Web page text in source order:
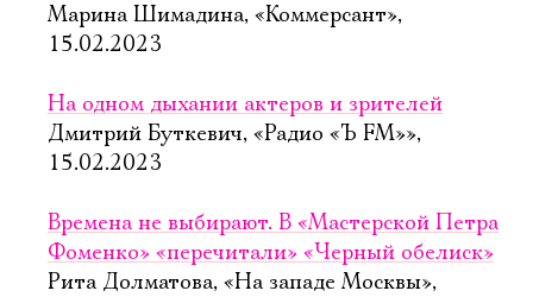
Марина Шимадина, «Коммерсант»,
15.02.2023
На одном дыхании актеров и зрителей
Дмитрий Буткевич, «Радио «Ъ FM»»,
15.02.2023
Времена не выбирают. В «Мастерской Петра
Фоменко» «перечитали» «Черный обелиск»
Рита Долматова, «На западе Москвы»,